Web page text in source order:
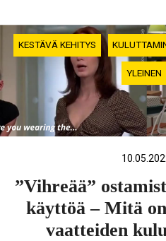
KESTÄVÄ KEHITYS
YLEINEN
”Vihreää”
käyttöä – Mitä
vaatteiden